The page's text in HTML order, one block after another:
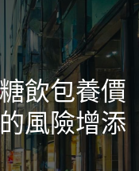
飲包養價
風險增添